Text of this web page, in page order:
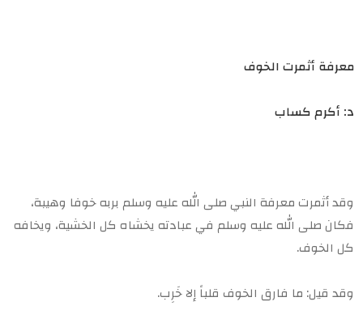
معرفة أثمرت الخوف
د: أكرم كساب
وقد أثمرت معرفة النبي صلى الله عليه وسلم بربه خوفا وهيبة،
فكان صلى الله عليه وسلم في عبادته يخشاه كل الخشية، ويخافه
كل الخوف.
وقد قيل: ما فارق الخوف قلباً إلا خَرِب.